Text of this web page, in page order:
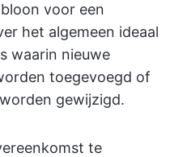
voor een
het algemeen ideaal
waarin nieuwe
toegevoegd of
gewijzigd.
te